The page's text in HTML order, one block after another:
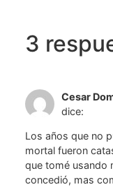
3
Cesar
dice:
Los años que no
mortal fueron
que tomé usando
concedió, mas